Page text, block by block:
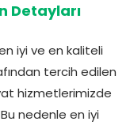
Detayları
iyi ve en kaliteli
tercih edilen
hizmetlerimizde
nedenle en iyi